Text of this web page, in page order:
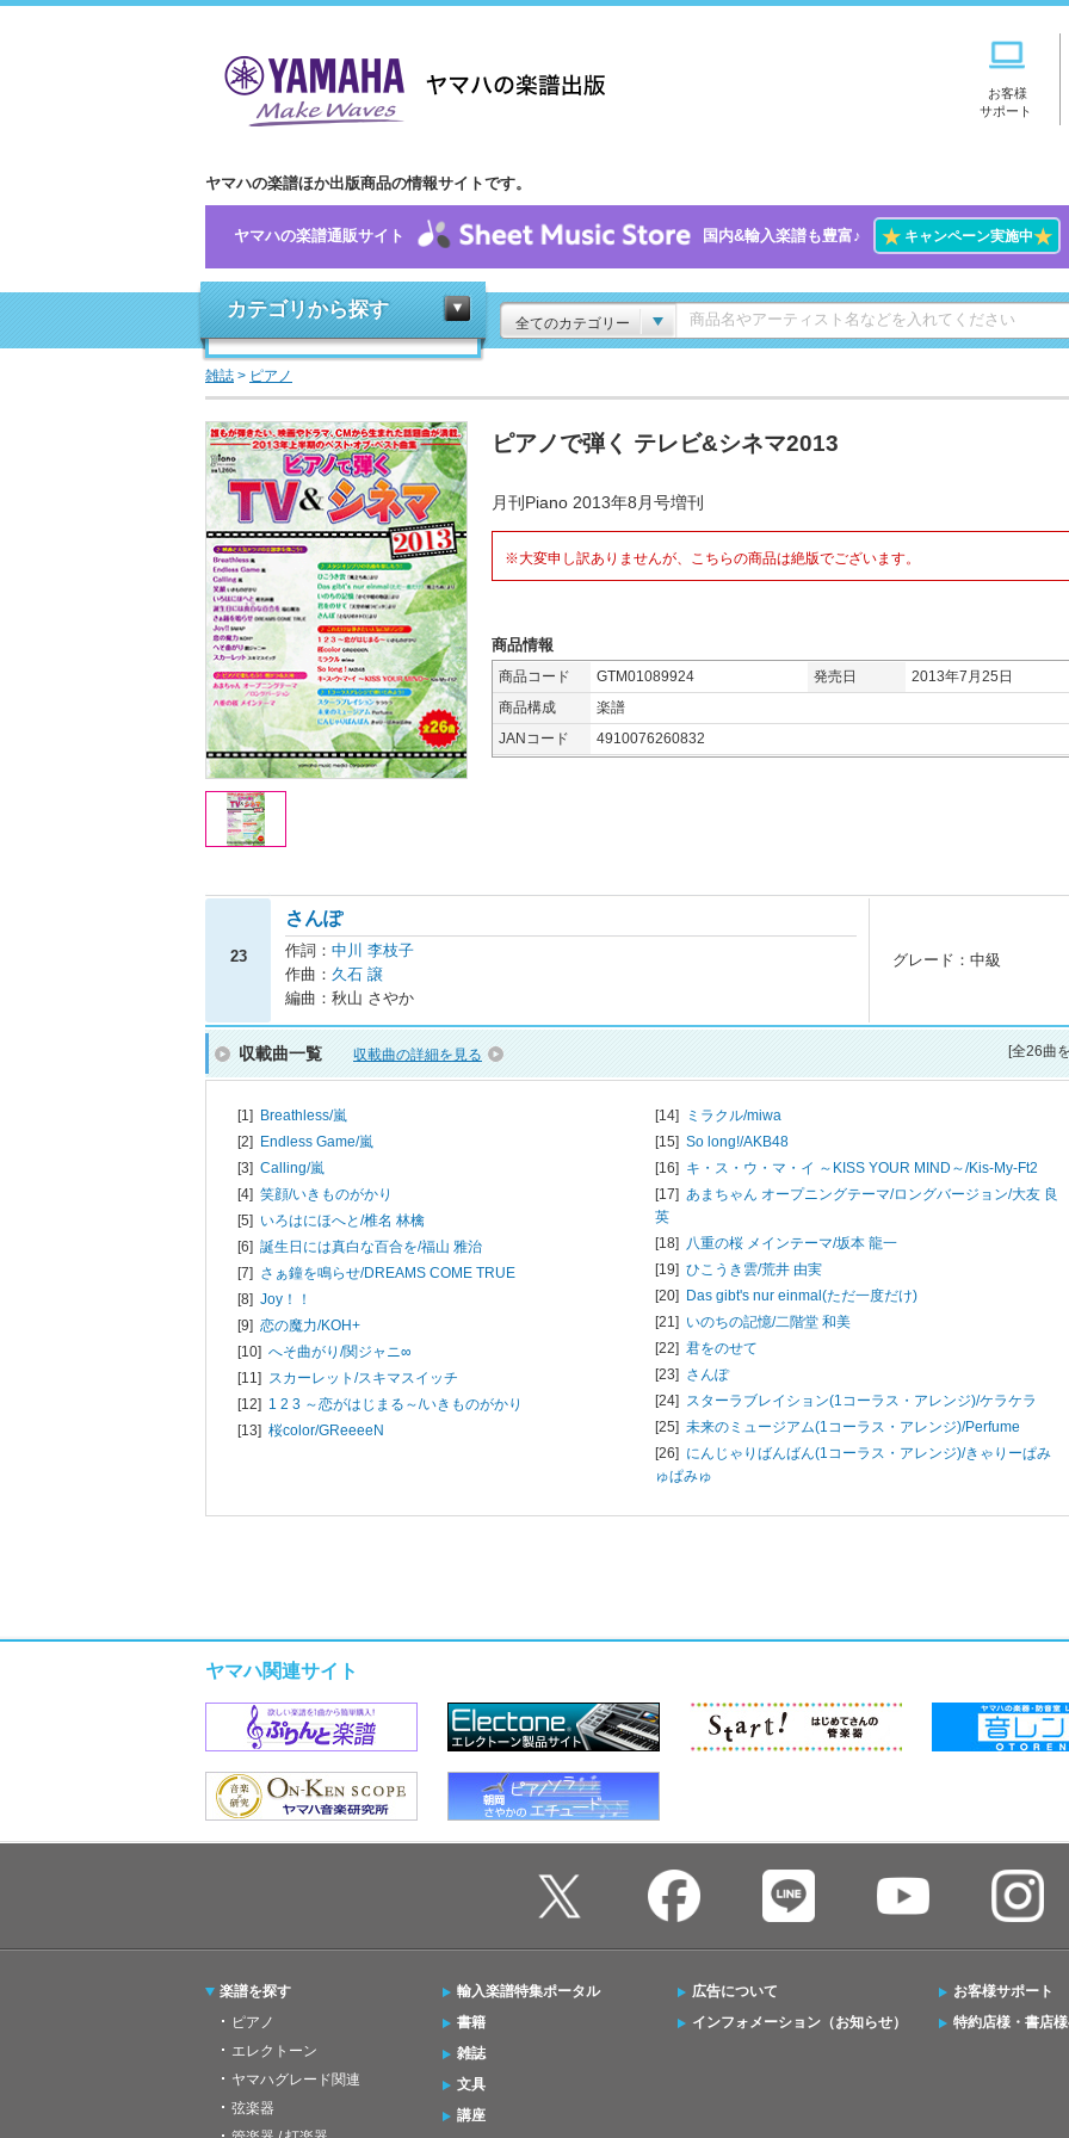
お客様
サポート
ヤマハの楽譜ほか出版商品の情報サイトです。
ヤマハの楽譜通販サイト 国内&輸入楽譜も豊富♪ ★キャンペーン実施中★
カテゴリから探す
全てのカテゴリー
雑誌 > ピアノ
ピアノで弾く テレビ&シネマ2013
月刊Piano 2013年8月号増刊
※大変申し訳ありませんが、こちらの商品は絶版でございます。
商品情報
商品コード GTM01089924 発売日
2013年7月25日
商品構成
楽譜
JANコード
4910076260832
23
さんぽ
作詞： 中川 李枝子
作曲： 久石 譲
編曲：秋山 さやか
グレード：中級
収載曲一覧 収載曲の詳細を見る [全26曲
[1] Breathless/嵐
[2] Endless Game/嵐
[3] Calling/嵐
[4] 笑顔/いきものがかり
[5] いろはにほへと/椎名 林檎
[6] 誕生日には真白な百合を/福山 雅治
[7] さぁ鐘を鳴らせ/DREAMS COME TRUE
[8] Joy！！
[9] 恋の魔力/KOH+
[10] へそ曲がり/関ジャニ∞
[11] スカーレット/スキマスイッチ
[12] 1 2 3 ～恋がはじまる～/いきものがかり
[13] 桜color/GReeeeN
[14] ミラクル/miwa
[15] So long!/AKB48
[16] キ・ス・ウ・マ・イ ～KISS YOUR MIND～/Kis-My-Ft2
[17] あまちゃん オープニングテーマ/ロングバージョン/大友 良
英
[18] 八重の桜 メインテーマ/坂本 龍一
[19] ひこうき雲/荒井 由実
[20] Das gibt's nur einmal(ただ一度だけ)
[21] いのちの記憶/二階堂 和美
[22] 君をのせて
[23] さんぽ
[24] スターラブレイション(1コーラス・アレンジ)/ケラケラ
[25] 未来のミュージアム(1コーラス・アレンジ)/Perfume
[26] にんじゃりばんばん(1コーラス・アレンジ)/きゃりーぱみ
ゅぱみゅ
ヤマハ関連サイト
楽譜を探す
ピアノ
エレクトーン
ヤマハグレード関連
弦楽器
輸入楽譜特集ポータル
書籍
雑誌
文具
講座
広告について
インフォメーション（お知らせ）
お客様サポート
特約店様・書店